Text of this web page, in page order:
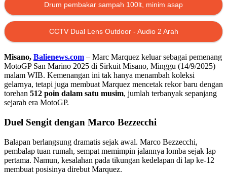
Drum pembakar sampah 100lt, minim asap
CCTV Dual Lens Outdoor - Audio 2 Arah
Misano, Balienews.com – Marc Marquez keluar sebagai pemenang
MotoGP San Marino 2025 di Sirkuit Misano, Minggu (14/9/2025)
malam WIB. Kemenangan ini tak hanya menambah koleksi
gelarnya, tetapi juga membuat Marquez mencetak rekor baru dengan
torehan 512 poin dalam satu musim, jumlah terbanyak sepanjang
sejarah era MotoGP.
Duel Sengit dengan Marco Bezzecchi
Balapan berlangsung dramatis sejak awal. Marco Bezzecchi,
pembalap tuan rumah, sempat memimpin jalannya lomba sejak lap
pertama. Namun, kesalahan pada tikungan kedelapan di lap ke-12
membuat posisinya direbut Marquez.